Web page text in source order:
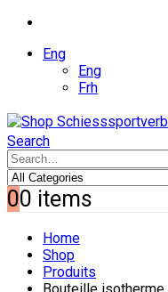
Eng
Eng
Frh
Search
00 items
Home
Shop
Produits